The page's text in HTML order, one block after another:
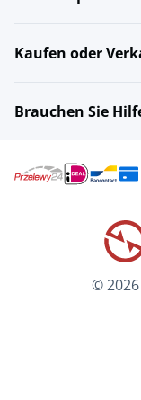
Kaufen oder
Brauchen Sie
©